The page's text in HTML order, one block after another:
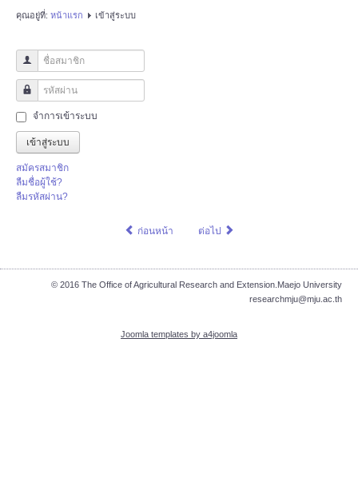
ปี 2567
แจ้งไม่ได้ลงเวลา
ระเบียบการลงเวลาปฏิบัติงาน
คู่มือการใช้งาน
ติดต่อ
คุณอยู่ที่: หน้าแรก เข้าสู่ระบบ
ชื่อสมาชิก
รหัสผ่าน
จำการเข้าระบบ
เข้าสู่ระบบ
สมัครสมาชิก
ลืมชื่อผู้ใช้?
ลืมรหัสผ่าน?
ก่อนหน้า ต่อไป
© 2016 The Office of Agricultural Research and Extension.Maejo University
researchmju@mju.ac.th
Joomla templates by a4joomla